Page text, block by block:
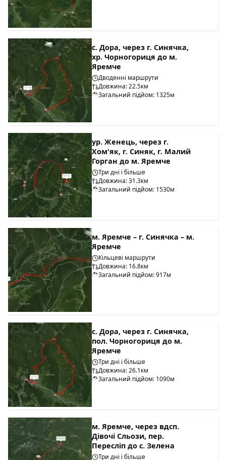
с. Дора, через г. Синячка,
хр. Чорногориця до м.
Яремче
Дводенні маршрути
Довжина: 22.5км
Загальний підйом: 1325м
ур. Женець, через г.
Хом'як, г. Синяк, г. Малий
Горган до м. Яремче
Три дні і більше
Довжина: 31.3км
Загальний підйом: 1530м
м. Яремче – г. Синячка – м.
Яремче
Кільцеві маршрути
Довжина: 16.8км
Загальний підйом: 917м
с. Дора, через г. Синячка,
пол. Чорногориця до м.
Яремче
Три дні і більше
Довжина: 26.1км
Загальний підйом: 1090м
м. Яремче, через вдсп.
Дівочі Сльози, пер.
Пересліп до с. Зелена
Три дні і більше